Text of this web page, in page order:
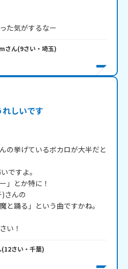
た気がするなー
さん(9さい・ 埼玉)
しいです
の挙げているボカロが大半だと
ですよ。
」とか特に！
さんの
と踊る」という曲ですかね。
い！
(12さい・ 千葉)